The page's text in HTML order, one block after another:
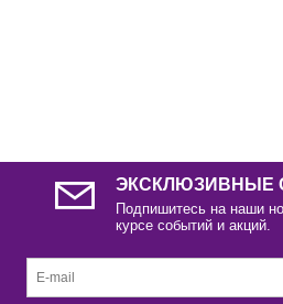
ЭКСКЛЮЗИВНЫЕ
Подпишитесь на наши
курсе событий и акций.